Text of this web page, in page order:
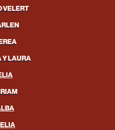
VELERT
Y LAURA